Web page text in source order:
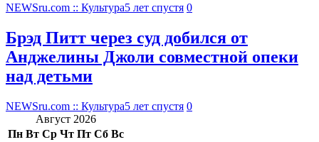
NEWSru.com :: Культура5 лет спустя 0
Брэд Питт через суд добился от
Анджелины Джоли совместной опеки
над детьми
NEWSru.com :: Культура5 лет спустя 0
Август 2026
Пн Вт Ср Чт Пт Сб Вс